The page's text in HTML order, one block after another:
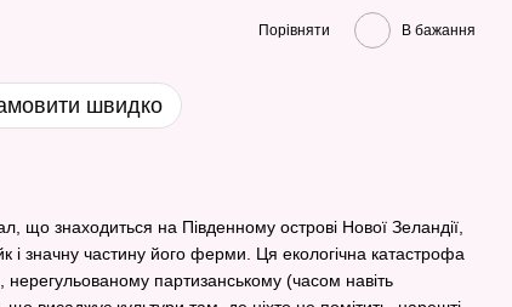
Порівняти В бажання
швидко
що знаходиться на Південному острові Нової Зеландії,
і значну частину його ферми. Ця екологічна катастрофа
нерегульованому партизанському (часом навіть